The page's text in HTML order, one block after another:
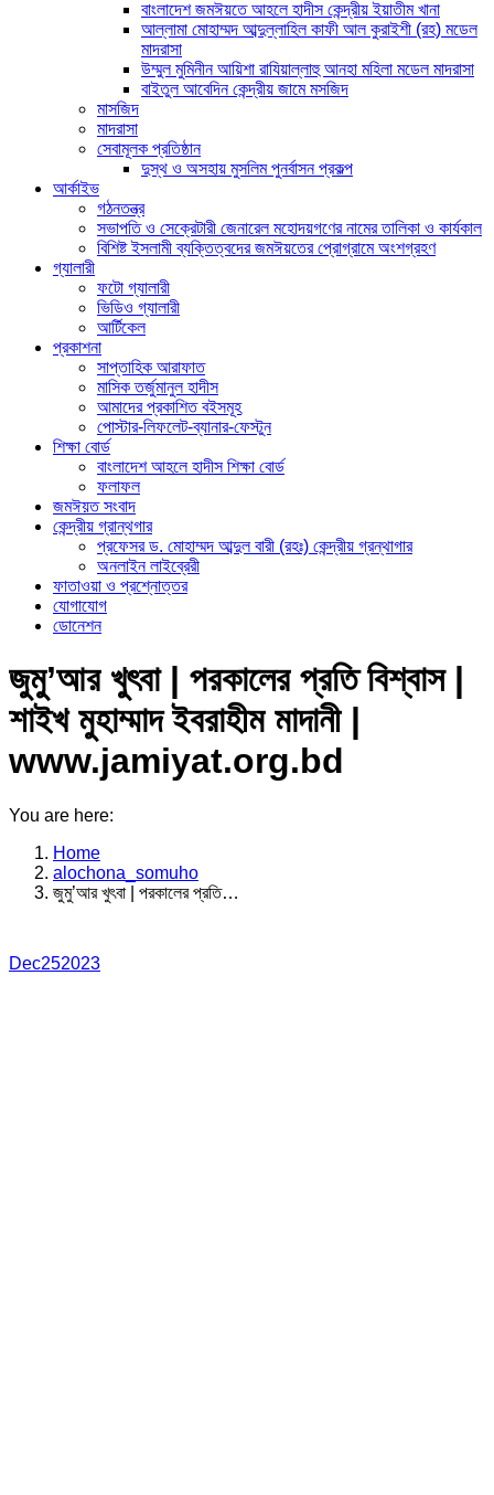
বাংলাদেশ জমঈয়তে আহলে হাদীস কেন্দ্রীয় ইয়াতীম খানা
আল্লামা মোহাম্মদ আব্দুল্লাহিল কাফী আল কুরাইশী (রহ) মডেল
মাদরাসা
উম্মুল মুমিনীন আয়িশা রাযিয়াল্লাহু আনহা মহিলা মডেল মাদরাসা
বাইতুল আবেদিন কেন্দ্রীয় জামে মসজিদ
মাসজিদ
মাদরাসা
সেবামূলক প্রতিষ্ঠান
দুস্থ ও অসহায় মুসলিম পুনর্বাসন প্রকল্প
আর্কাইভ
গঠনতন্ত্র
সভাপতি ও সেক্রেটারী জেনারেল মহোদয়গণের নামের তালিকা ও কার্যকাল
বিশিষ্ট ইসলামী ব্যক্তিত্বদের জমঈয়তের প্রোগ্রামে অংশগ্রহণ
গ্যালারী
ফটো গ্যালারী
ভিডিও গ্যালারী
আর্টিকেল
প্রকাশনা
সাপ্তাহিক আরাফাত
মাসিক তর্জুমানুল হাদীস
আমাদের প্রকাশিত বইসমূহ
পোস্টার-লিফলেট-ব্যানার-ফেস্টুন
শিক্ষা বোর্ড
বাংলাদেশ আহলে হাদীস শিক্ষা বোর্ড
ফলাফল
জমঈয়ত সংবাদ
কেন্দ্রীয় গ্রান্থগার
প্রফেসর ড. মোহাম্মদ আব্দুল বারী (রহঃ) কেন্দ্রীয় গ্রন্থাগার
অনলাইন লাইব্রেরী
ফাতাওয়া ও প্রশ্নোত্তর
যোগাযোগ
ডোনেশন
জুমু’আর খুৎবা | পরকালের প্রতি বিশ্বাস |
শাইখ মুহাম্মাদ ইবরাহীম মাদানী |
www.jamiyat.org.bd
You are here:
Home
alochona_somuho
জুমু’আর খুৎবা | পরকালের প্রতি…
Dec252023